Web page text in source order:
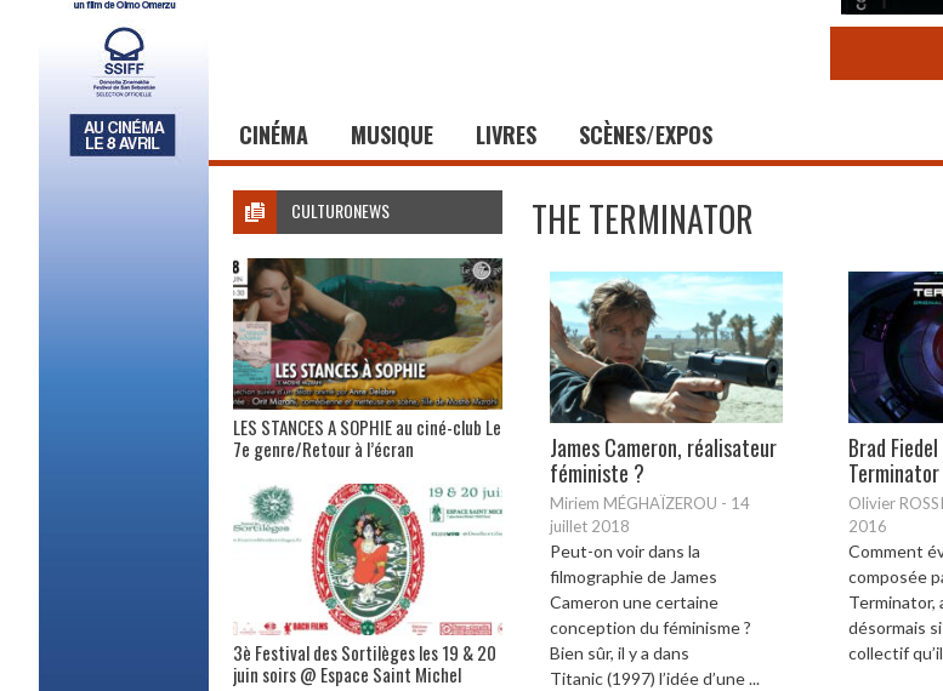
CINÉMA MUSIQUE LIVRES SCÈNES/EXPOS
THE TERMINATOR
James Cameron, réalisateur
féministe ?
Miriem MÉGHAÏZEROU - 14
juillet 2018
Peut-on voir dans la
filmographie de James
Cameron une certaine
conception du féminisme ?
Bien sûr, il y a dans
Titanic (1997) l’idée d’une ...
Brad
Olivier
2016
Comment
composée
Terminator,
désormais si
collectif
CULTURONEWS
LES STANCES A SOPHIE au ciné-club Le
7e genre/Retour à l’écran
3è Festival des Sortilèges les 19 & 20
juin soirs @ Espace Saint Michel